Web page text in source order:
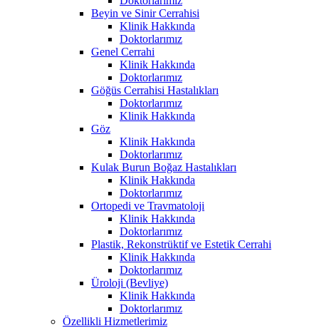
Beyin ve Sinir Cerrahisi
Klinik Hakkında
Doktorlarımız
Genel Cerrahi
Klinik Hakkında
Doktorlarımız
Göğüs Cerrahisi Hastalıkları
Doktorlarımız
Klinik Hakkında
Göz
Klinik Hakkında
Doktorlarımız
Kulak Burun Boğaz Hastalıkları
Klinik Hakkında
Doktorlarımız
Ortopedi ve Travmatoloji
Klinik Hakkında
Doktorlarımız
Plastik, Rekonstrüktif ve Estetik Cerrahi
Klinik Hakkında
Doktorlarımız
Üroloji (Bevliye)
Klinik Hakkında
Doktorlarımız
Özellikli Hizmetlerimiz